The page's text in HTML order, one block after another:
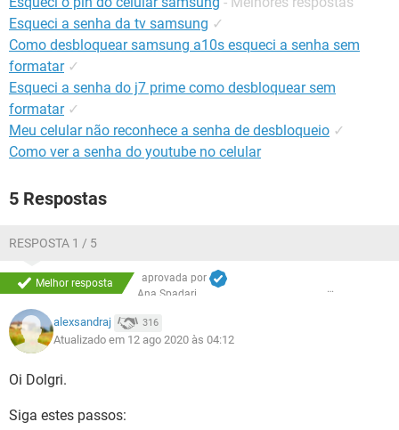
Esqueci a senha da tv samsung ✓
Como desbloquear samsung a10s esqueci a senha sem
formatar ✓
Esqueci a senha do j7 prime como desbloquear sem
formatar ✓
Meu celular não reconhece a senha de desbloqueio ✓
Como ver a senha do youtube no celular
5 Respostas
RESPOSTA 1 / 5
Melhor resposta
aprovada por
Ana Spadari
alexsandraj 316
Atualizado em 12 ago 2020 às 04:12
Oi Dolgri.
Siga estes passos: